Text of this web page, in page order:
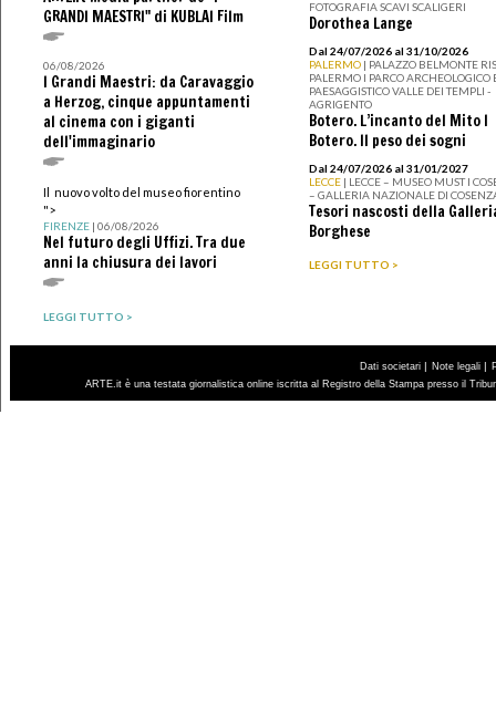
GRANDI MAESTRI" di KUBLAI Film
06/08/2026
I Grandi Maestri: da Caravaggio
a Herzog, cinque appuntamenti
al cinema con i giganti
dell'immaginario
Il nuovo volto del museo fiorentino
">
FIRENZE| 06/08/2026
Nel futuro degli Uffizi. Tra due
anni la chiusura dei lavori
LEGGI TUTTO >
FOTOGRAFIA SCAVI SCALIGERI
Dorothea Lange
Dal 24/07/2026 al 31/10/2026
PALERMO | PALAZZO BELMONTE
PALERMO I PARCO ARCHEOLOGICO
PAESAGGISTICO VALLE DEI TEMPLI -
AGRIGENTO
Botero. L’incanto del Mito I
Botero. Il peso dei sogni
Dal 24/07/2026 al 31/01/2027
LECCE | LECCE – MUSEO MUST I
– GALLERIA NAZIONALE DI
Tesori nascosti della
Borghese
LEGGI TUTTO >
Dati societari | Note legali |
ARTE.it è una testata giornalistica online iscritta al Registro della Stampa presso il